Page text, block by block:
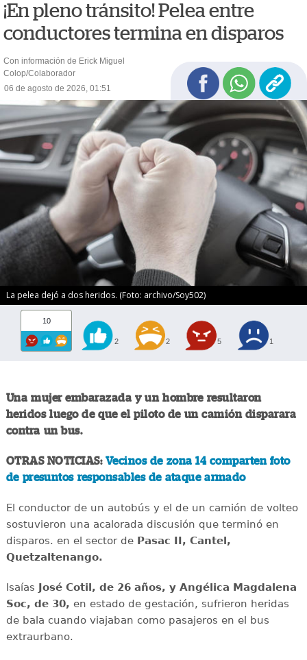
¡En pleno tránsito! Pelea entre
conductores termina en disparos
Con información de Erick Miguel
Colop/Colaborador
06 de agosto de 2026, 01:51
La pelea dejó a dos heridos. (Foto: archivo/Soy502)
10
2 2 5 1
Una mujer embarazada y un hombre resultaron
heridos luego de que el piloto de un camión disparara
contra un bus.
OTRAS NOTICIAS: Vecinos de zona 14 comparten foto
de presuntos responsables de ataque armado
El conductor de un autobús y el de un camión de volteo
sostuvieron una acalorada discusión que terminó en
disparos. en el sector de Pasac II, Cantel,
Quetzaltenango.
Isaías José Cotil, de 26 años, y Angélica Magdalena
Soc, de 30, en estado de gestación, sufrieron heridas
de bala cuando viajaban como pasajeros en el bus
extraurbano.